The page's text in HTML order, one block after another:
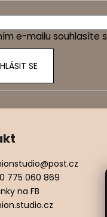
e-mailu souhlasíte s
SE
@post.cz
775 060 869
na FB